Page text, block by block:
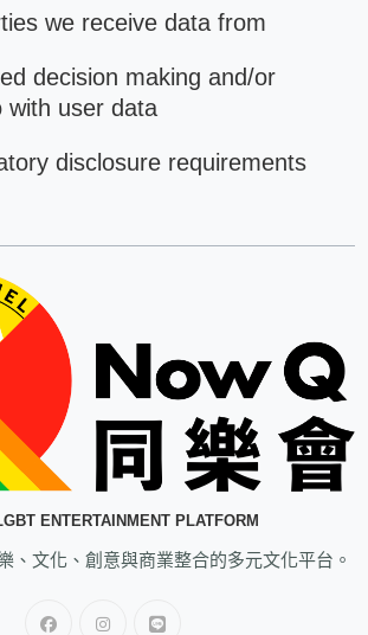
we receive data from
decision making and/or
with user data
disclosure requirements
ENTERTAINMENT PLATFORM
、文化、創意與商業整合的多元文化平台。